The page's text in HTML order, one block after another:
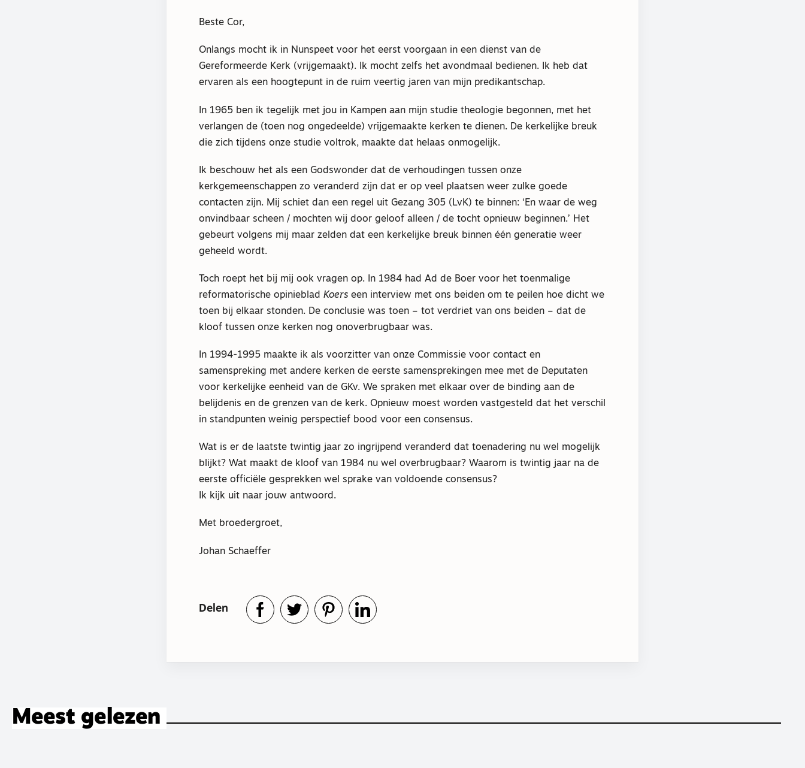
Beste Cor,
Onlangs mocht ik in Nunspeet voor het eerst voorgaan in een dienst van de
Gereformeerde Kerk (vrijgemaakt). Ik mocht zelfs het avondmaal bedienen. Ik heb dat
ervaren als een hoogtepunt in de ruim veertig jaren van mijn predikantschap.
In 1965 ben ik tegelijk met jou in Kampen aan mijn studie theologie begonnen, met het
verlangen de (toen nog ongedeelde) vrijgemaakte kerken te dienen. De kerkelijke breuk
die zich tijdens onze studie voltrok, maakte dat helaas onmogelijk.
Ik beschouw het als een Godswonder dat de verhoudingen tussen onze
kerkgemeenschappen zo veranderd zijn dat er op veel plaatsen weer zulke goede
contacten zijn. Mij schiet dan een regel uit Gezang 305 (LvK) te binnen: ‘En waar de weg
onvindbaar scheen / mochten wij door geloof alleen / de tocht opnieuw beginnen.’ Het
gebeurt volgens mij maar zelden dat een kerkelijke breuk binnen één generatie weer
geheeld wordt.
Toch roept het bij mij ook vragen op. In 1984 had Ad de Boer voor het toenmalige
reformatorische opinieblad Koerseen interview met ons beiden om te peilen hoe dicht we
toen bij elkaar stonden. De conclusie was toen – tot verdriet van ons beiden – dat de
kloof tussen onze kerken nog onoverbrugbaar was.
In 1994-1995 maakte ik als voorzitter van onze Commissie voor contact en
samenspreking met andere kerken de eerste samensprekingen mee met de Deputaten
voor kerkelijke eenheid van de GKv. We spraken met elkaar over de binding aan de
belijdenis en de grenzen van de kerk. Opnieuw moest worden vastgesteld dat het verschil
in standpunten weinig perspectief bood voor een consensus.
Wat is er de laatste twintig jaar zo ingrijpend veranderd dat toenadering nu wel mogelijk
blijkt? Wat maakt de kloof van 1984 nu wel overbrugbaar? Waarom is twintig jaar na de
eerste officiële gesprekken wel sprake van voldoende consensus?
Ik kijk uit naar jouw antwoord.
Met broedergroet,
Johan Schaeffer
Delen
Meest gelezen